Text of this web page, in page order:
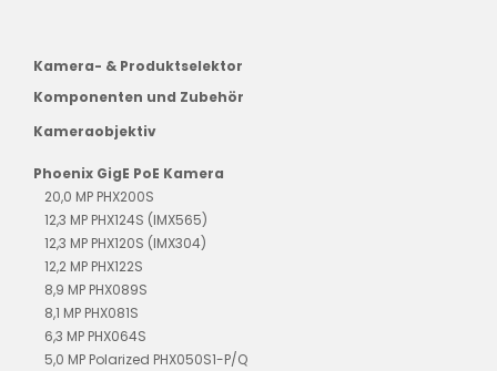
Kamera- & Produktselektor
Komponenten und Zubehör
Kameraobjektiv
Phoenix GigE PoE Kamera
20,0 MP PHX200S
12,3 MP PHX124S (IMX565)
12,3 MP PHX120S (IMX304)
12,2 MP PHX122S
8,9 MP PHX089S
8,1 MP PHX081S
6,3 MP PHX064S
5,0 MP Polarized PHX050S1-P/Q